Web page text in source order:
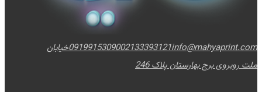
0919915309002133393121info@mahyaprint.com
خیابان
ملت روبروی برج بهارستان پلاک 246